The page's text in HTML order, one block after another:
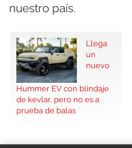
nuestro país.
Llega
un
nuevo
Hummer EV con blindaje
de kevlar, pero no es a
prueba de balas